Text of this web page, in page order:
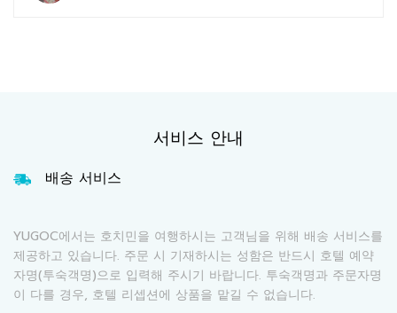
서비스 안내
배송 서비스
YUGOC에서는 호치민을 여행하시는 고객님을 위해 배송 서비스를
제공하고 있습니다. 주문 시 기재하시는 성함은 반드시 호텔 예약
자명(투숙객명)으로 입력해 주시기 바랍니다. 투숙객명과 주문자명
이 다를 경우, 호텔 리셉션에 상품을 맡길 수 없습니다.